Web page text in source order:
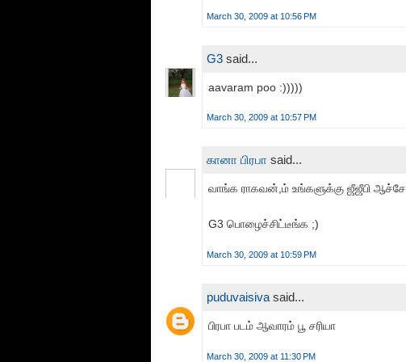
March 30, 2009 at 10:56 PM
G3 said...
aavaram poo :)))))
March 30, 2009 at 10:57 PM
கானா பிரபா said...
வாங்க ராகவன்,ம் உங்களுக்கு ஜீஜீபி ஆச்சே
G3 பொழைச்சிட்டீங்க ;)
March 30, 2009 at 10:59 PM
puduvaisivasaid...
பிரபா படம் ஆவாரம் பூ சரியா
March 30, 2009 at 11:30 PM